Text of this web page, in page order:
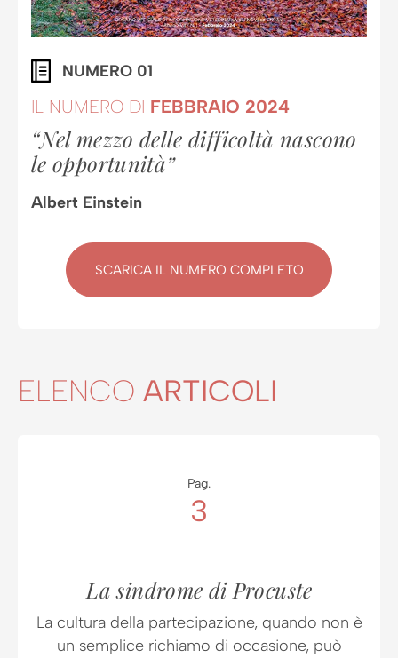
NUMERO 01
IL NUMERO DI FEBBRAIO 2024
“Nel mezzo delle difficoltà nascono
le opportunità”
Albert Einstein
SCARICA IL NUMERO COMPLETO
ELENCO ARTICOLI
Pag.
3
La sindrome di Procuste
La cultura della partecipazione, quando non è
un semplice richiamo di occasione, può